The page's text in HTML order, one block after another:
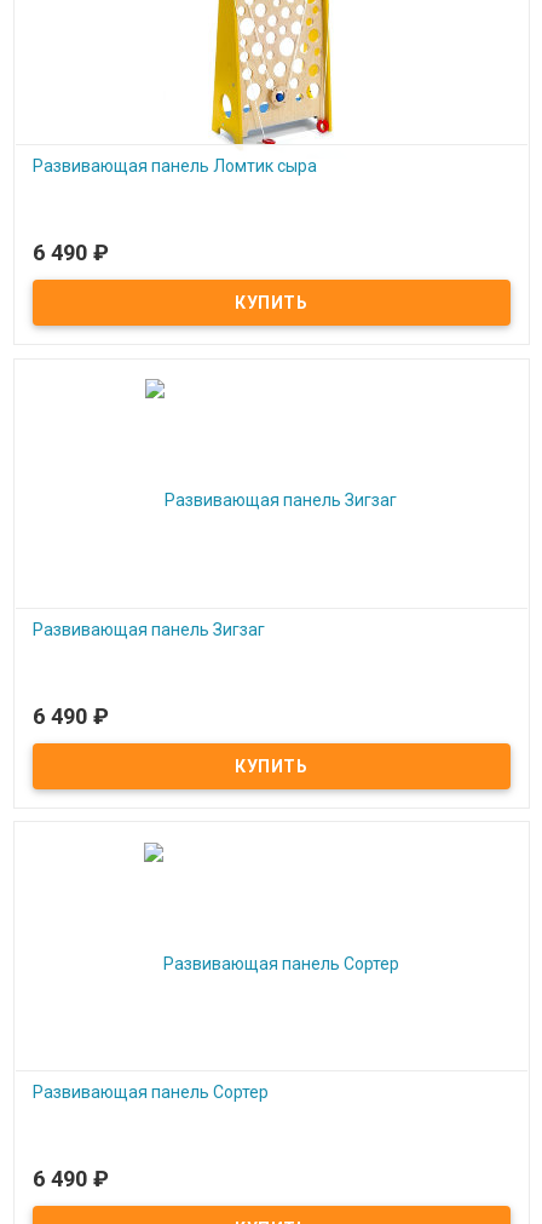
Развивающая панель Ломтик сыра
Под заказ
Развивающая панель Ломтик сыра
6 490 ₽
Развивающая панель Зигзаг
В наличии
Развивающая панель Зигзаг
6 490 ₽
Развивающая панель Сортер
В наличии
Развивающая панель Сортер
6 490 ₽